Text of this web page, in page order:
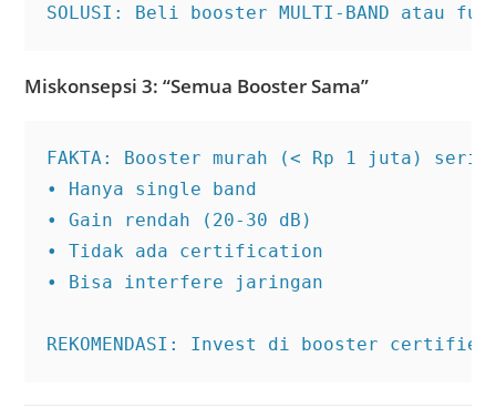
SOLUSI: Beli booster MULTI-BAND atau
Miskonsepsi 3: “Semua Booster Sama”
FAKTA: Booster murah (< Rp 1 juta)
• Hanya single band
• Gain rendah (20-30 dB)
• Tidak ada certification
• Bisa interfere jaringan
REKOMENDASI: Invest di booster